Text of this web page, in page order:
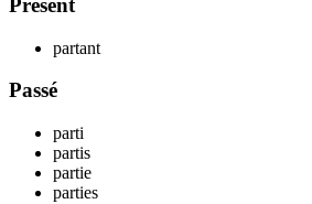
Présent
partant
Passé
parti
partis
partie
parties